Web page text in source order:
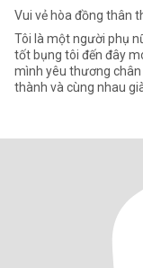
Vui vẻ hòa đồng thân
Tôi là một người phụ
tốt bụng tôi đến đây
mình yêu thương
thành và cùng nhau